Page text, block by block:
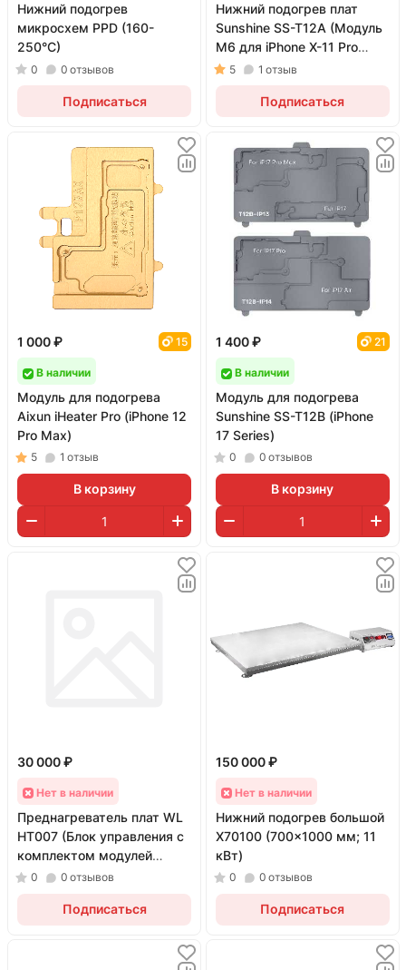
Нижний подогрев
микросхем PPD (160-
250°C)
0 0 отзывов
Подписаться
Нижний подогрев плат
Sunshine SS-T12A (Модуль
M6 для iPhone X-11 Pro
Max)
5 1 отзыв
Подписаться
1 000 ₽ 15
В наличии
Модуль для подогрева
Aixun iHeater Pro (iPhone 12
Pro Max)
5 1 отзыв
В корзину
1 400 ₽ 21
В наличии
Модуль для подогрева
Sunshine SS-T12B (iPhone
17 Series)
0 0 отзывов
В корзину
30 000 ₽
Нет в наличии
Преднагреватель плат WL
HT007 (Блок управления с
комплектом модулей
iPhone 12/13/14/16/17 PM)
0 0 отзывов
Подписаться
150 000 ₽
Нет в наличии
Нижний подогрев большой
X70100 (700x1000 мм; 11
кВт)
0 0 отзывов
Подписаться